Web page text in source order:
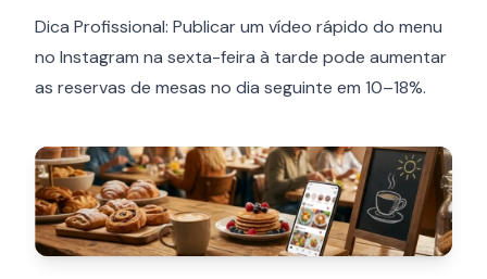
Dica Profissional: Publicar um vídeo rápido do menu
no Instagram na sexta-feira à tarde pode aumentar
as reservas de mesas no dia seguinte em 10–18%.